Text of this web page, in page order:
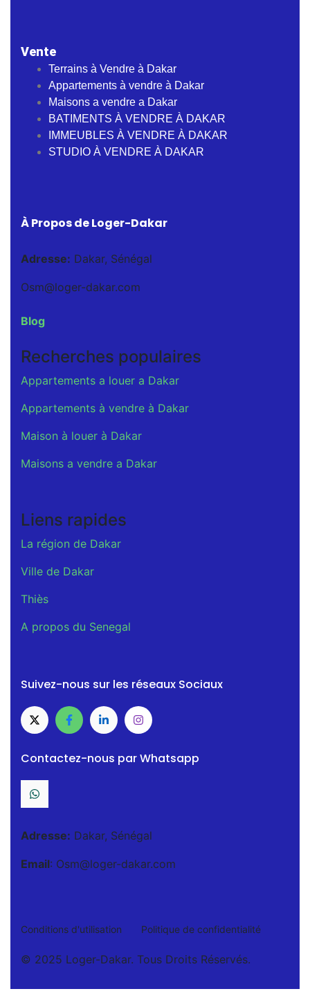
Vente
Terrains à Vendre à Dakar
Appartements à vendre à Dakar
Maisons a vendre a Dakar
BATIMENTS À VENDRE À DAKAR
IMMEUBLES À VENDRE À DAKAR
STUDIO À VENDRE À DAKAR
À Propos de Loger-Dakar
Adresse: Dakar, Sénégal
Osm@loger-dakar.com
Blog
Recherches populaires
Appartements a louer a Dakar
Appartements à vendre à Dakar
Maison à louer à Dakar
Maisons a vendre a Dakar
Liens rapides
La région de Dakar
Ville de Dakar
Thiès
A propos du Senegal
Suivez-nous sur les réseaux Sociaux
Contactez-nous par Whatsapp
Adresse: Dakar, Sénégal
Email: Osm@loger-dakar.com
Conditions d'utilisation Politique de confidentialité
© 2025 Loger-Dakar. Tous Droits Réservés.